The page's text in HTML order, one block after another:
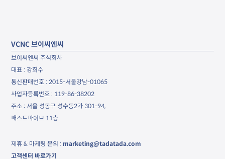
VCNC 브이씨엔씨
브이씨엔씨 주식회사
대표 : 강희수
통신판매번호 : 2015-서울강남-01065
사업자등록번호 : 119-86-38202
주소 : 서울 성동구 성수동2가 301-94,
패스트파이브 11층
제휴 & 마케팅 문의 : marketing@tadatada.com
고객센터 바로가기